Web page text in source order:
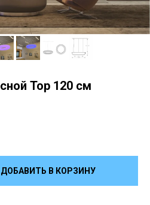
Тор 120 см
ДОБАВИТЬ В КОРЗИНУ